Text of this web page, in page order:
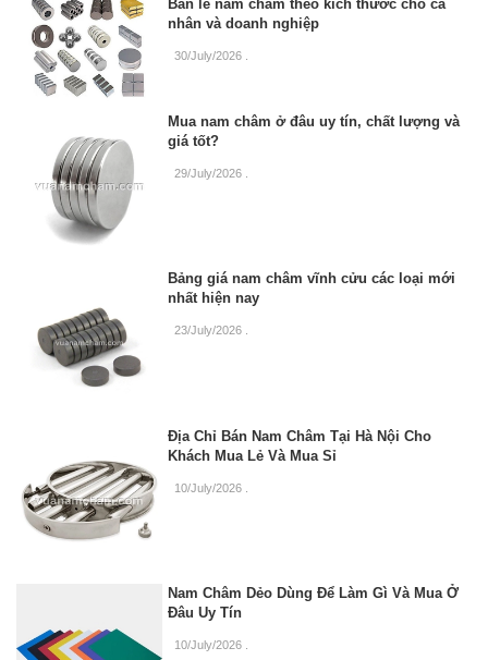
Bán lẻ nam châm theo kích thước cho cá
nhân và doanh nghiệp
30/July/2026 .
Mua nam châm ở đâu uy tín, chất lượng và
giá tốt?
29/July/2026
Bảng giá nam châm vĩnh cửu các loại mới
nhất hiện nay
23/July/2026
Địa Chỉ Bán Nam Châm Tại Hà Nội Cho
Khách Mua Lẻ Và Mua Sỉ
10/July/2026
Nam Châm Dẻo Dùng Để Làm Gì Và Mua Ở
Đâu Uy Tín
10/July/2026